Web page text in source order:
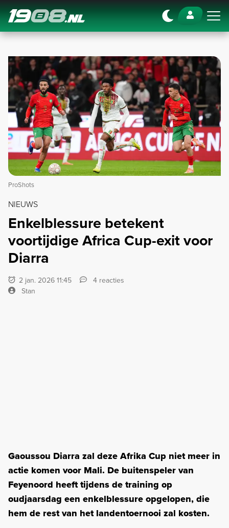
Navigation
ProShots
NIEUWS
Enkelblessure betekent
voortijdige Africa Cup-exit voor
Diarra
2 jan. 2026 11:45
4 reacties
Stan
Gaoussou Diarra zal deze Afrika Cup niet meer in
actie komen voor Mali. De buitenspeler van
Feyenoord heeft tijdens de training op
oudjaarsdag een enkelblessure opgelopen, die
hem de rest van het landentoernooi zal kosten.